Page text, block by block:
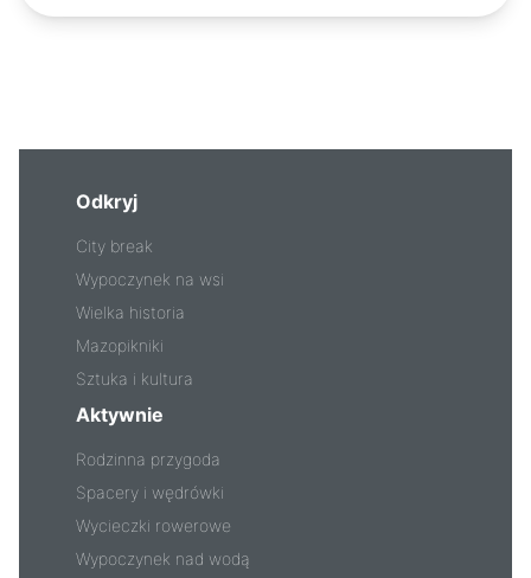
Odkryj
City break
Wypoczynek na wsi
Wielka historia
Mazopikniki
Sztuka i kultura
Aktywnie
Rodzinna przygoda
Spacery i wędrówki
Wycieczki rowerowe
Wypoczynek nad wodą